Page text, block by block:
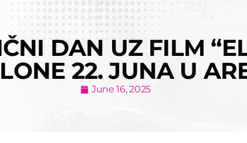
DAN UZ FILM
22. JUNA U
June 16, 2025